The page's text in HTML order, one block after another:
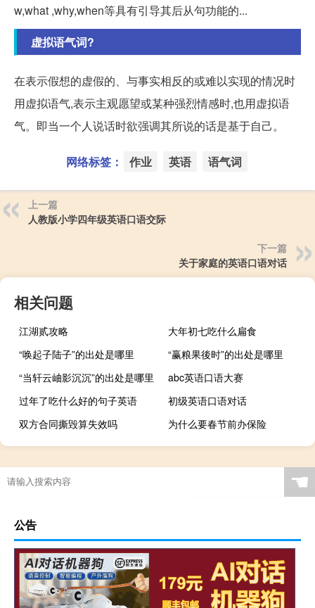
w,what ,why,when等具有引导其后从句功能的...
虚拟语气词?
在表示假想的虚假的、与事实相反的或难以实现的情况时
用虚拟语气,表示主观愿望或某种强烈情感时,也用虚拟语
气。即当一个人说话时欲强调其所说的话是基于自己。
网络标签： 作业 英语 语气词
上一篇
人教版小学四年级英语口语交际
下一篇
关于家庭的英语口语对话
相关问题
江湖贰攻略
大年初七吃什么扁食
“唤起子陆子”的出处是哪里
“赢粮果後时”的出处是哪里
“当轩云岫影沉沉”的出处是哪里
abc英语口语大赛
过年了吃什么好的句子英语
初级英语口语对话
双方合同撕毁算失效吗
为什么要春节前办保险
☚
公告